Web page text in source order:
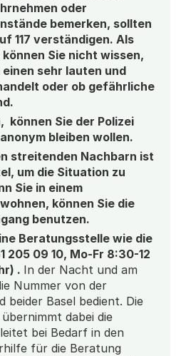
oder
bemerken, sollten
117 verständigen. Als
Sie nicht wissen,
einen sehr lauten und
oder ob gefährliche
können Sie der Polizei
bleiben wollen.
streitenden Nachbarn ist
um die Situation zu
Sie in einem
können Sie die
benutzen.
Beratungsstelle wie die
205 09 10, Mo-Fr 8:30-12
. In der Nacht und am
Nummer von der
beider Basel bedient. Die
dabei die
bei Bedarf in den
für die Beratung